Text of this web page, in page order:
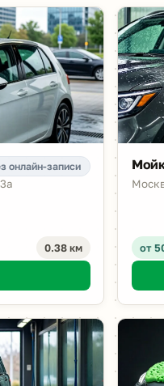
онлайн-записи
0.38 км от